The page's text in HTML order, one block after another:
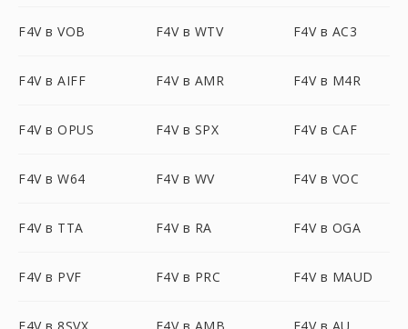
F4V в VOB F4V в WTV F4V в AC3
F4V в AIFF F4V в AMR F4V в M4R
F4V в OPUS F4V в SPX F4V в CAF
F4V в W64 F4V в WV F4V в VOC
F4V в TTA F4V в RA F4V в OGA
F4V в PVF F4V в PRC F4V в MAUD